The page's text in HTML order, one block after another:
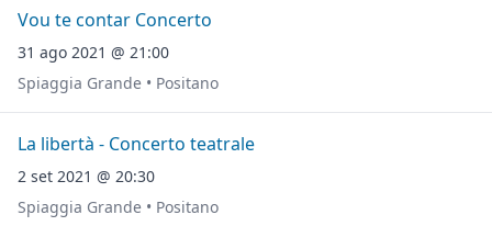
Vou te contar Concerto
31 ago 2021 @ 21:00
Spiaggia Grande • Positano
La libertà - Concerto teatrale
2 set 2021 @ 20:30
Spiaggia Grande • Positano